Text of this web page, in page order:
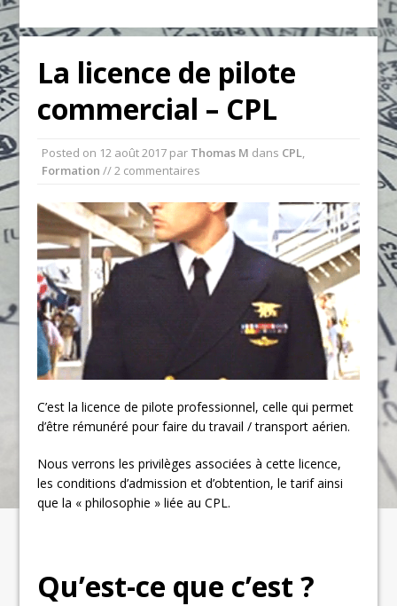
La licence de pilote
commercial – CPL
Posted on 12 août 2017 par Thomas M dans CPL,
Formation // 2 commentaires
C’est la licence de pilote professionnel, celle qui permet
d’être rémunéré pour faire du travail / transport aérien.
Nous verrons les privilèges associées à cette licence,
les conditions d’admission et d’obtention, le tarif ainsi
que la « philosophie » liée au CPL.
Qu’est-ce que c’est ?